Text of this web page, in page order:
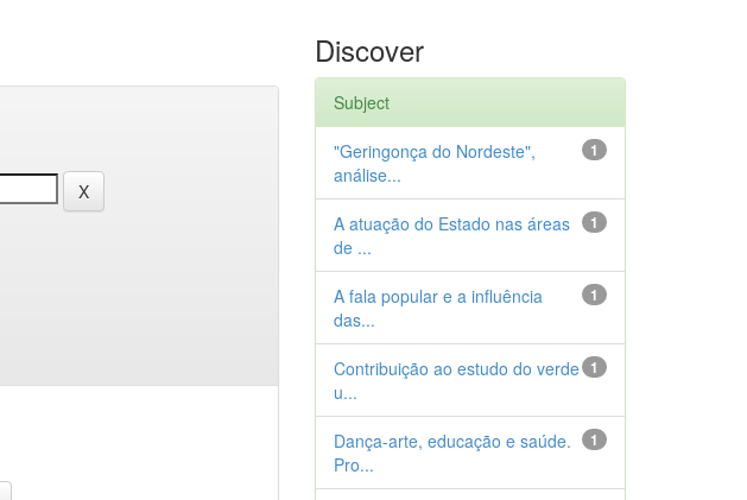
Discover
Subject
1
"Geringonça do Nordeste",
análise...
1
A atuação do Estado nas áreas
de ...
1
A fala popular e a influência
das...
1
Contribuição ao estudo do verde
u...
1
Dança-arte, educação e saúde.
Pro...